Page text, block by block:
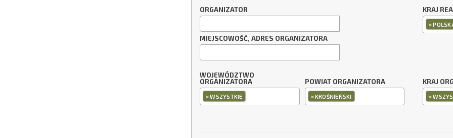
ORGANIZATOR
MIEJSCOWOŚĆ, ADRES ORGANIZATORA
KRAJ
×
WOJEWÓDZTWO
ORGANIZATORA
×WSZYSTKIE
POWIAT ORGANIZATORA
×KROŚNIEŃSKI
KRAJ
×